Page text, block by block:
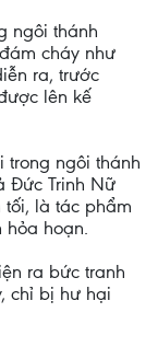
ngôi thánh
cháy như
ra, trước
lên kế
trong ngôi thánh
Đức Trinh Nữ
tối, là tác phẩm
hỏa hoạn.
ra bức tranh
chỉ bị hư hại